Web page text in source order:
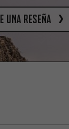
una reseña